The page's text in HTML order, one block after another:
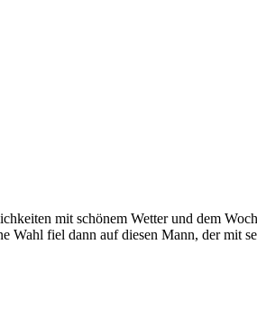
mit schönem Wetter und dem
Wahl fiel dann auf diesen Mann, der mit